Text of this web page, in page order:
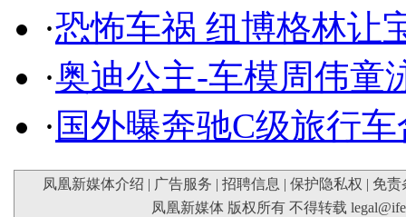
·恐怖车祸 纽博格林让
·奥迪公主-车模周伟童
· 国外曝奔驰C级旅行
凤凰新媒体介绍 | 广告服务 | 招聘信息 | 保护隐私权 | 免责
凤凰新媒体 版权所有 不得转载